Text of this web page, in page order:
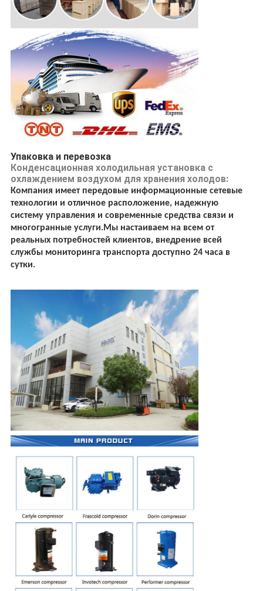
Упаковка и перевозка
Конденсационная холодильная установка с
охлаждением воздухом для хранения холодов:
Компания имеет передовые информационные сетевые
технологии и отличное расположение, надежную
систему управления и современные средства связи и
многогранные услуги.Мы настаиваем на всем от
реальных потребностей клиентов, внедрение всей
службы мониторинга транспорта доступно 24 часа в
сутки.